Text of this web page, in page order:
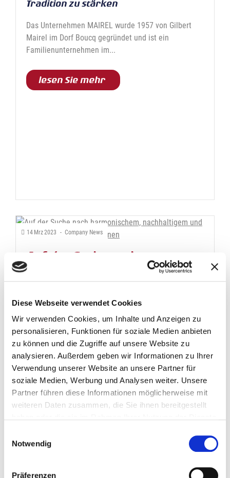
Diese Webseite verwendet Cookies
Wir verwenden Cookies, um Inhalte und Anzeigen zu
personalisieren, Funktionen für soziale Medien anbieten
zu können und die Zugriffe auf unsere Website zu
analysieren. Außerdem geben wir Informationen zu Ihrer
Verwendung unserer Website an unsere Partner für
soziale Medien, Werbung und Analysen weiter. Unsere
Partner führen diese Informationen möglicherweise mit
weiteren Daten zusammen, die Sie ihnen bereitgestellt
Notwendig
Präferenzen
Tradition zu stärken
Das Unternehmen MAIREL wurde 1957 von Gilbert
Mairel im Dorf Boucq gegründet und ist ein
Familienunternehmen im...
lesen Sie mehr
14Mrz2023 - Company News
Auf der Suche nach
harmonischem, nachhaltigem
und menschenorientiertem
Wohnen
CETIH (Compagnie des Equipements Techniques et
Industriels pour l'Habitat) ist ein unabhängiges
französisches...
lesen Sie mehr